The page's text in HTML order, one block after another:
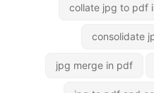
collate jpg to pdf
consolidate
jpg merge in pdf